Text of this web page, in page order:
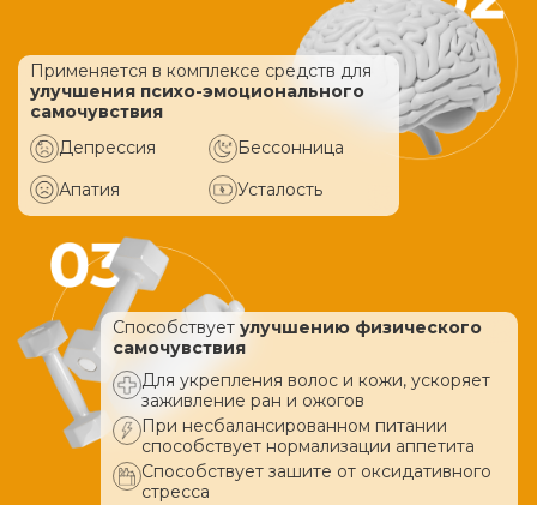
Применяется в комплексе средств для
улучшения психо-эмоционального
самочувствия
Депрессия
Бессонница
Апатия
Усталость
Способствует улучшению физического
самочувствия
Для укрепления волос и кожи, ускоряет
заживление ран и ожогов
При несбалансированном питании
способствует нормализации аппетита
Способствует зашите от оксидативного
стресса